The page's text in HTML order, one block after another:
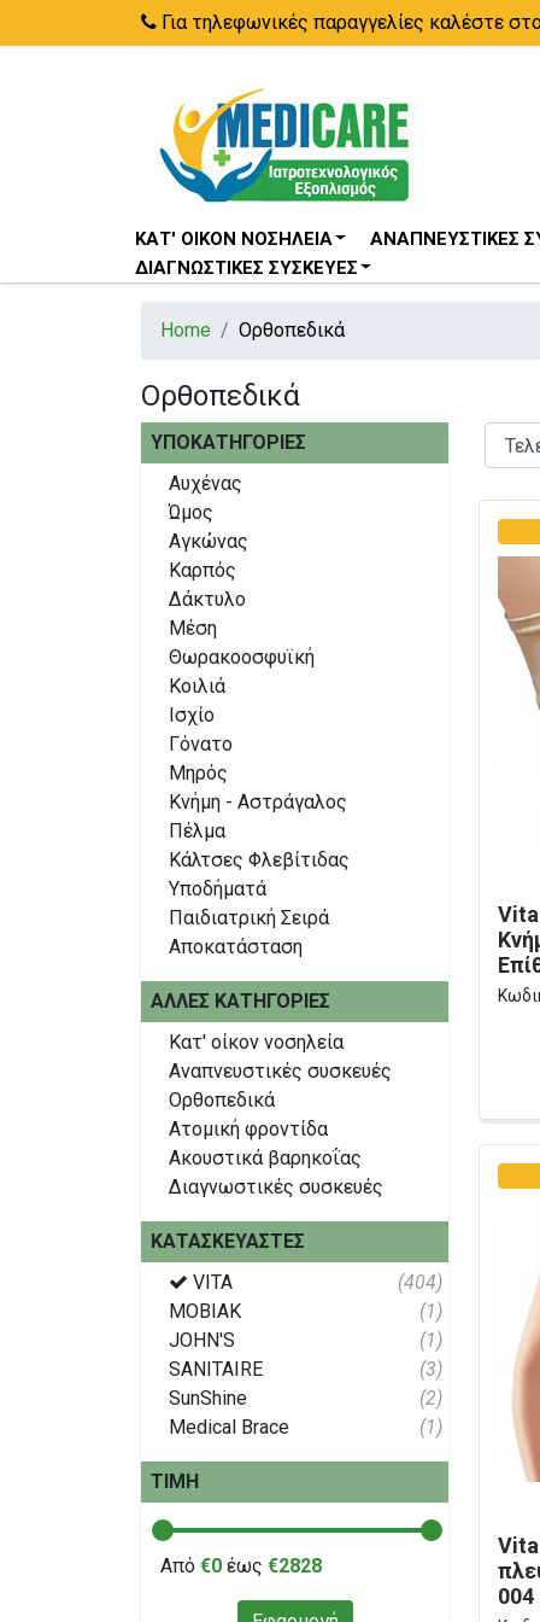
Για τηλεφωνικές παραγγελίες καλέστε
ΚΑΤ' ΟΊΚΟΝ ΝΟΣΗΛΕΊΑ
ΑΝΑΠΝΕΥΣΤΙΚΈΣ
ΔΙΑΓΝΩΣΤΙΚΈΣ ΣΥΣΚΕΥΈΣ
Home Ορθοπεδικά
Ορθοπεδικά
ΥΠΟΚΑΤΗΓΟΡΊΕΣ
Αυχένας
Ώμος
Αγκώνας
Καρπός
Δάκτυλο
Μέση
Θωρακοοσφυϊκή
Κοιλιά
Ισχίο
Γόνατο
Μηρός
Κνήμη - Αστράγαλος
Πέλμα
Κάλτσες Φλεβίτιδας
Υποδήματά
Παιδιατρική Σειρά
Αποκατάσταση
ΆΛΛΕΣ ΚΑΤΗΓΟΡΊΕΣ
Κατ' οίκον νοσηλεία
Αναπνευστικές συσκευές
Ορθοπεδικά
Ατομική φροντίδα
Ακουστικά βαρηκοΐας
Διαγνωστικές συσκευές
ΚΑΤΑΣΚΕΥΑΣΤΈΣ
VITA
(404)
ΜΟΒΙΑΚ
(1)
JOHN'S
(1)
SANITAIRE
(3)
SunShine
(2)
Medical Brace
(1)
ΤΙΜΉ
Από €0 έως €2828
004